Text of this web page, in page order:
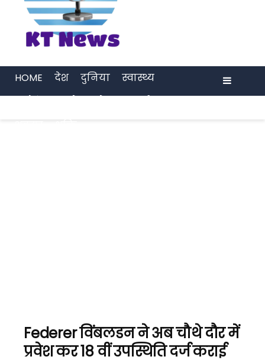
HOME देश दुनिया
स्वास्थ्य
Federer विंबलडन ने अब चौथे दौर में
प्रवेश कर 18 वीं उपस्थिति दर्ज कराई